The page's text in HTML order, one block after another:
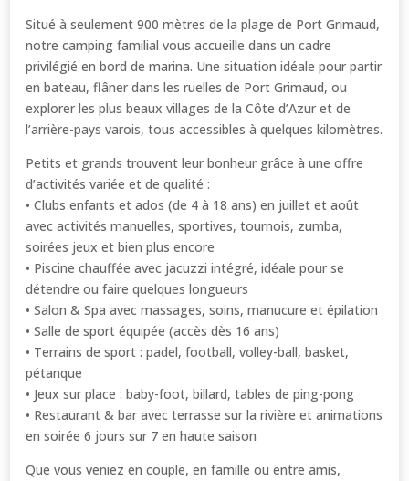
Situé à seulement 900 mètres de la plage de Port Grimaud,
notre camping familial vous accueille dans un cadre
privilégié en bord de marina. Une situation idéale pour partir
en bateau, flâner dans les ruelles de Port Grimaud, ou
explorer les plus beaux villages de la Côte d’Azur et de
l’arrière-pays varois, tous accessibles à quelques kilomètres.
Petits et grands trouvent leur bonheur grâce à une offre
d’activités variée et de qualité :
• Clubs enfants et ados (de 4 à 18 ans) en juillet et août
avec activités manuelles, sportives, tournois, zumba,
soirées jeux et bien plus encore
• Piscine chauffée avec jacuzzi intégré, idéale pour se
détendre ou faire quelques longueurs
• Salon & Spa avec massages, soins, manucure et épilation
• Salle de sport équipée (accès dès 16 ans)
• Terrains de sport : padel, football, volley-ball, basket,
pétanque
• Jeux sur place : baby-foot, billard, tables de ping-pong
• Restaurant & bar avec terrasse sur la rivière et animations
en soirée 6 jours sur 7 en haute saison
Que vous veniez en couple, en famille ou entre amis,